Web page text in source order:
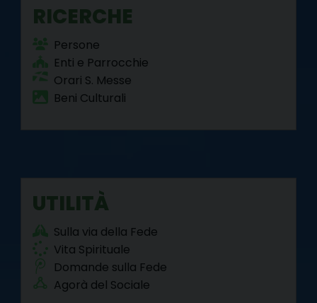
RICERCHE
Persone
Enti e Parrocchie
Orari S. Messe
Beni Culturali
UTILITÀ
Sulla via della Fede
Vita Spirituale
Domande sulla Fede
Agorà del Sociale